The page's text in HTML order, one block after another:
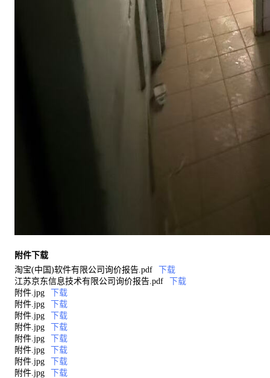
附件下载
淘宝(中国)软件有限公司询价报告.pdf
下载
江苏京东信息技术有限公司询价报告.pdf
下载
附件.jpg
下载
附件.jpg
下载
附件.jpg
下载
附件.jpg
下载
附件.jpg
下载
附件.jpg
下载
附件.jpg
下载
附件.jpg
下载